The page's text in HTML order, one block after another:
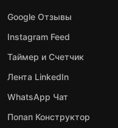
Google Отзывы
Instagram Feed
Таймер и Счетчик
Лента LinkedIn
WhatsApp Чат
Попап Конструктор